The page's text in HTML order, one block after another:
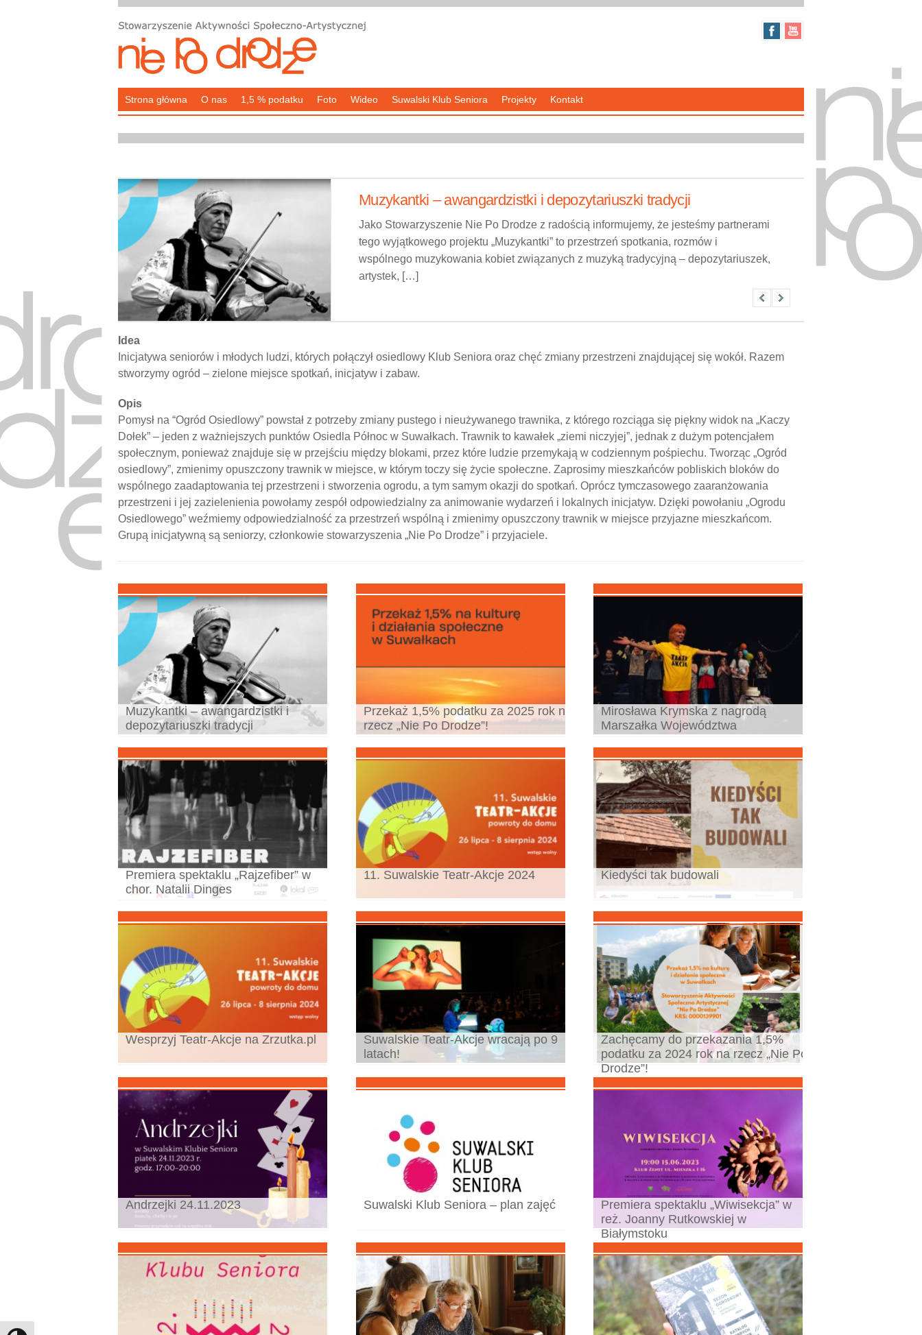
Strona główna O nas 1,5 % podatku Foto Wideo Suwalski Klub Seniora Projekty Kontakt
Muzykantki – awangardzistki i depozytariuszki tradycji
Jako Stowarzyszenie Nie Po Drodze z radością informujemy, że jesteśmy partnerami
tego wyjątkowego projektu „Muzykantki” to przestrzeń spotkania, rozmów i
wspólnego muzykowania kobiet związanych z muzyką tradycyjną – depozytariuszek,
artystek, […]
Idea
Inicjatywa seniorów i młodych ludzi, których połączył osiedlowy Klub Seniora oraz chęć zmiany przestrzeni znajdującej się wokół. Razem
stworzymy ogród – zielone miejsce spotkań, inicjatyw i zabaw.
Opis
Pomysł na “Ogród Osiedlowy” powstał z potrzeby zmiany pustego i nieużywanego trawnika, z którego rozciąga się piękny widok na „Kaczy
Dołek” – jeden z ważniejszych punktów Osiedla Północ w Suwałkach. Trawnik to kawałek „ziemi niczyjej”, jednak z dużym potencjałem
społecznym, ponieważ znajduje się w przejściu między blokami, przez które ludzie przemykają w codziennym pośpiechu. Tworząc „Ogród
osiedlowy”, zmienimy opuszczony trawnik w miejsce, w którym toczy się życie społeczne. Zaprosimy mieszkańców pobliskich bloków do
wspólnego zaadaptowania tej przestrzeni i stworzenia ogrodu, a tym samym okazji do spotkań. Oprócz tymczasowego zaaranżowania
przestrzeni i jej zazielenienia powołamy zespół odpowiedzialny za animowanie wydarzeń i lokalnych inicjatyw. Dzięki powołaniu „Ogrodu
Osiedlowego” weźmiemy odpowiedzialność za przestrzeń wspólną i zmienimy opuszczony trawnik w miejsce przyjazne mieszkańcom.
Grupą inicjatywną są seniorzy, członkowie stowarzyszenia „Nie Po Drodze” i przyjaciele.
Muzykantki – awangardzistki i
depozytariuszki tradycji
Przekaż 1,5% podatku za 2025 rok na
rzecz „Nie Po Drodze”!
Mirosława Krymska z nagrodą
Marszałka Województwa
Premiera spektaklu „Rajzefiber” w
chor. Natalii Dinges
11. Suwalskie Teatr-Akcje 2024 Kiedyści tak budowali
Wesprzyj Teatr-Akcje na Zrzutka.pl
Suwalskie Teatr-Akcje wracają po 9
latach!
Zachęcamy do przekazania 1,5%
podatku za 2024 rok na rzecz „Nie Po
Drodze”!
Andrzejki 24.11.2023 Suwalski Klub Seniora – plan zajęć
Premiera spektaklu „Wiwisekcja” w
reż. Joanny Rutkowskiej w
Białymstoku